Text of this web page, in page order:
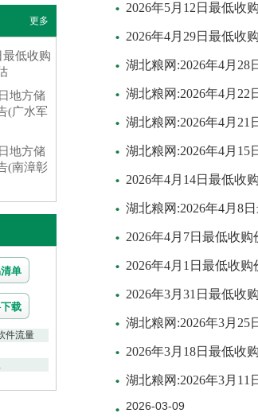
更多
最低收购
地方储
(广水军
地方储
(南漳彰
单
载
件流量
2026年5月12日最低收
2026年4月29日最低收
湖北粮网:2026年4月
湖北粮网:2026年4月
湖北粮网:2026年4月
湖北粮网:2026年4月
2026年4月14日最低收
湖北粮网:2026年4月8
2026年4月7日最低收
2026年4月1日最低收
2026年3月31日最低收
湖北粮网:2026年3月
2026年3月18日最低收
湖北粮网:2026年3月
2026-03-09